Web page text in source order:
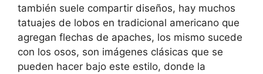
también suele compartir diseños, hay muchos
tatuajes de lobos en tradicional americano que
agregan flechas de apaches, los mismo sucede
con los osos, son imágenes clásicas que se
pueden hacer bajo este estilo, donde la